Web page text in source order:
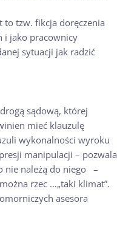
to tzw. fikcja doręczenia
i jako pracownicy
sytuacji jak radzić
sądową, której
mieć klauzulę
wykonalności wyroku
manipulacji – pozwala
nie należą do niego –
rzec …„taki klimat”.
asesora